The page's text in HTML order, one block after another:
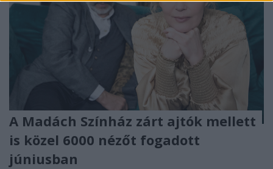
A Madách Színház zárt ajtók mellett
is közel 6000 nézőt fogadott
júniusban